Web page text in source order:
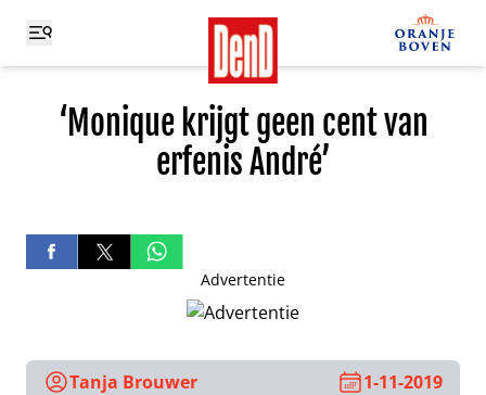
‘Monique krijgt geen cent van
erfenis André’
Advertentie
Tanja Brouwer 1-11-2019